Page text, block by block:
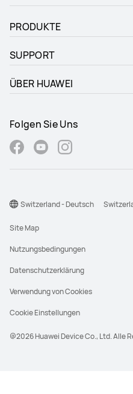
PRODUKTE
SUPPORT
ÜBER HUAWEI
Folgen Sie Uns
@2026 Huawei Device Co., Ltd. Alle
Site Map
Nutzungsbedingungen
Datenschutzerklärung
Verwendung von Cookies
Cookie Einstellungen
Switzerland - Deutsch